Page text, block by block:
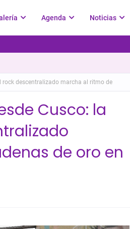
Agenda Noticias
rock descentralizado marcha al ritmo de
Cusco: la
de oro en